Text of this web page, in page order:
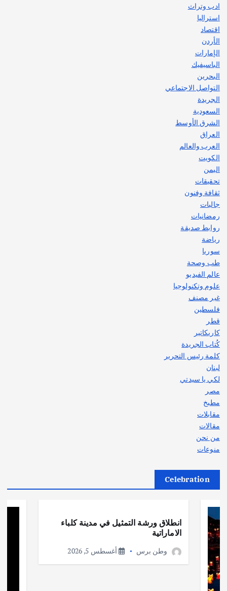
ادب وتراث
استراليا
اقتصاد
الأردن
الإمارات
الباسيفيك
البحرين
التواصل الاجتماعي
الجريدة
السعودية
الشرق الأوسط
العراق
العرب والعالم
الكويت
اليمن
تحقيقات
ثقافة وفنون
جاليات
رمضانيات
روابط صديقة
رياضة
سوريا
طب وصحة
عالم الفيديو
علوم وتكنولوجيا
غير مصنف
فلسطين
قطر
كاريكاتير
كُتاب الجريدة
كلمة رئيس التحرير
لبنان
لكي يا سيدتي
مصر
مطبخ
مقابلات
مقالات
من نحن
منوعات
Celebration
انطلاق ورشة التمثيل في مدينة كلباء
الاماراتية
وطن برس أغسطس 5, 2026